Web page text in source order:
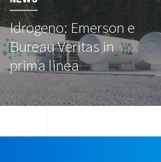
Idrogeno: Emerson e
Bureau Veritas in
prima linea